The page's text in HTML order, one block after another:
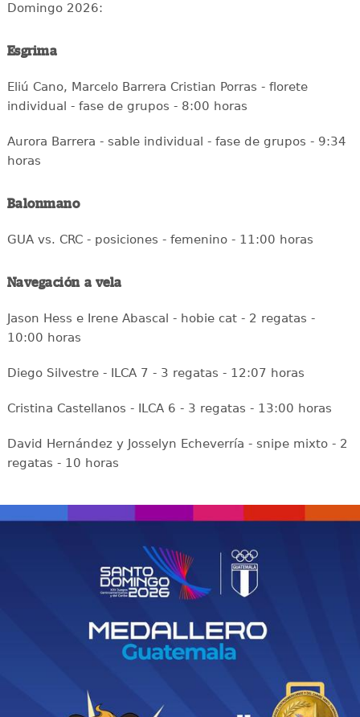
Domingo 2026:
Esgrima
Eliú Cano, Marcelo Barrera Cristian Porras - florete
individual - fase de grupos - 8:00 horas
Aurora Barrera - sable individual - fase de grupos - 9:34
horas
Balonmano
GUA vs. CRC - posiciones - femenino - 11:00 horas
Navegación a vela
Jason Hess e Irene Abascal - hobie cat - 2 regatas -
10:00 horas
Diego Silvestre - ILCA 7 - 3 regatas - 12:07 horas
Cristina Castellanos - ILCA 6 - 3 regatas - 13:00 horas
David Hernández y Josselyn Echeverría - snipe mixto - 2
regatas - 10 horas